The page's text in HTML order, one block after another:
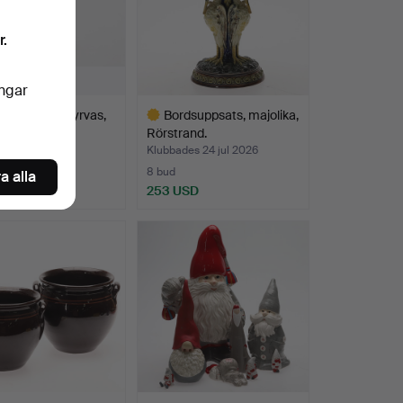
PALM. Miniatyrvas,
Bordsuppsats, majolika,
Rörstrand.
Klubbades 24 jul 2026
8 bud
253 USD
alla